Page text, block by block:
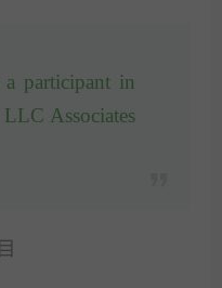
participant in
Associates